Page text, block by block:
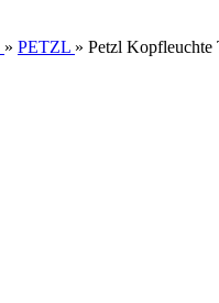
» PETZL » Petzl